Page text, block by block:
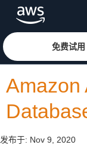
跳至主要内容
免费试用
Amazon
发布于: Nov 9, 2020